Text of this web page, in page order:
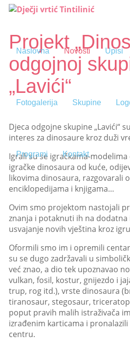
Naslovna Novosti Upisi
Fotogalerija Skupine
Programi Kontakt
Projekt
odgojnoj
„Lavići“
Djeca odgojne skupine „Lavići“
interes za dinosaure kroz duži
Igrali su se igračkama-
igračke dinosaura od kuće,
likovima dinosaura, razgovarali
enciklopedijama i knjigama…
Ovim smo projektom nastojali
znanja i potaknuti ih na dodatna
usvajanje novih vještina kroz
Oformili smo im i opremili
su se dugo zadržavali u
već znao, a dio tek upoznavao
vulkan, fosil, kostur, gnijezdo i
trup, rog itd.), vrste dinosaura
tiranosaur, stegosaur,
poput pravih malih istraživača
izrađenim karticama i
centru.